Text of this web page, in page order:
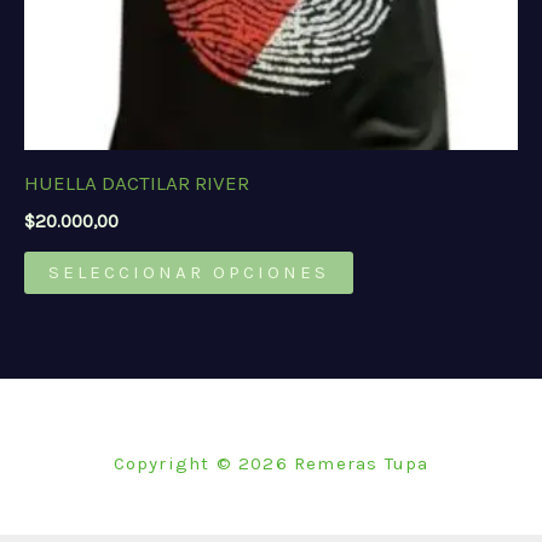
producto
HUELLA DACTILAR RIVER
$20.000,00
SELECCIONAR OPCIONES
Este
producto
opciones
Copyright © 2026 Remeras Tupa